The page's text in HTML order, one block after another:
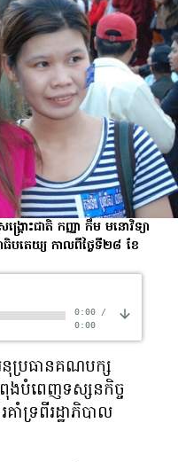
គ្រោះ​ជាតិ កញ្ញា កឹម មនោវិទ្យា
ធិបតេយ្យ កាល​ពី​ថ្ងៃ​ទី​២៨ ខែ​
0:00/
0:00
ប្រធាន​គណបក្ស​
ពុង​បំពេញ​ទស្សនកិច្ច​
ាំទ្រ​ពី​រដ្ឋាភិបាល​